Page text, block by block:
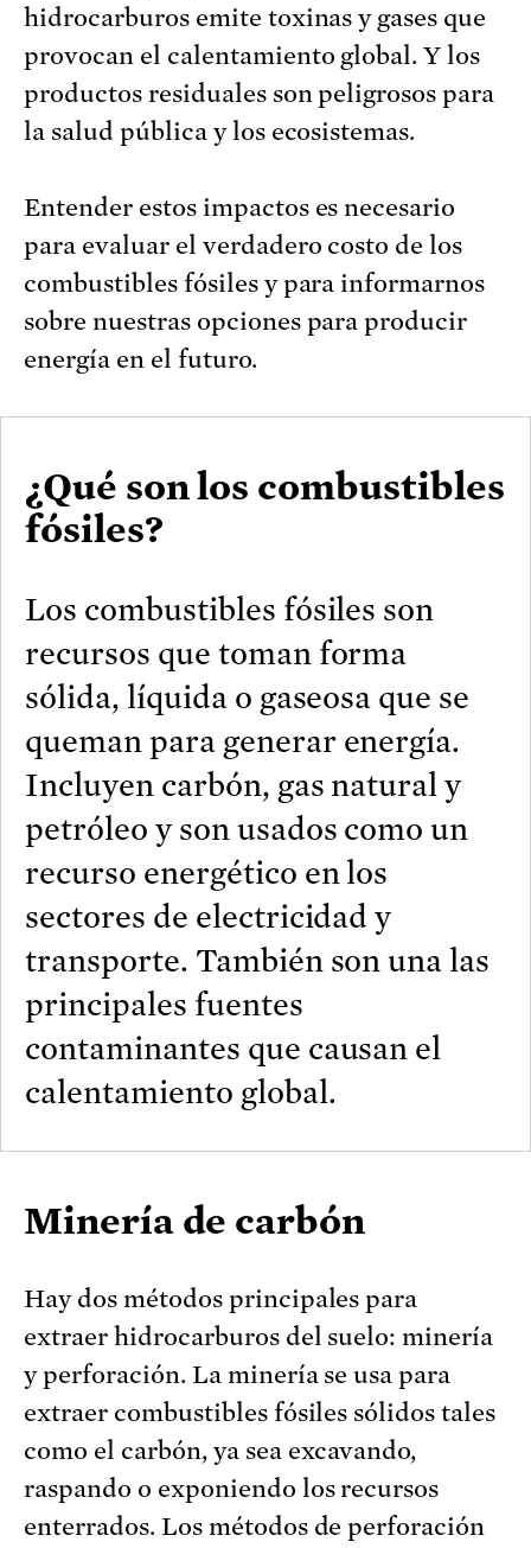
hidrocarburos emite toxinas y gases que
provocan el calentamiento global. Y los
productos residuales son peligrosos para
la salud pública y los ecosistemas.
Entender estos impactos es necesario
para evaluar el verdadero costo de los
combustibles fósiles y para informarnos
sobre nuestras opciones para producir
energía en el futuro.
¿Qué son los combustibles
fósiles?
Los combustibles fósiles son
recursos que toman forma
sólida, líquida o gaseosa que se
queman para generar energía.
Incluyen carbón, gas natural y
petróleo y son usados como un
recurso energético en los
sectores de electricidad y
transporte. También son una las
principales fuentes
contaminantes que causan el
calentamiento global.
Minería de carbón
Hay dos métodos principales para
extraer hidrocarburos del suelo: minería
y perforación. La minería se usa para
extraer combustibles fósiles sólidos tales
como el carbón, ya sea excavando,
raspando o exponiendo los recursos
enterrados. Los métodos de perforación